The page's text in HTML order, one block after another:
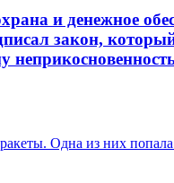
и денежное
закон,